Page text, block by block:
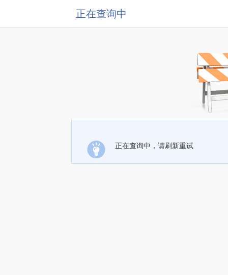
正在查询中
正在查询中，请刷新重试